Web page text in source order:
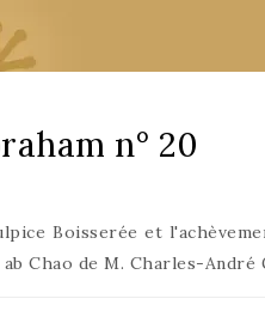
n° 20
Boisserée et
Chao de M. Charles-André